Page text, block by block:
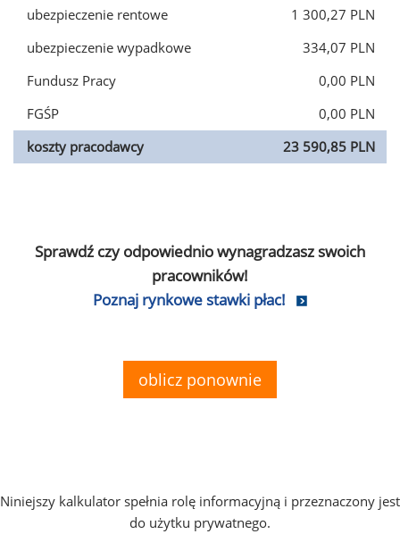
ubezpieczenie rentowe
1 300,27 PLN
ubezpieczenie wypadkowe
334,07 PLN
Fundusz Pracy
0,00 PLN
FGŚP
0,00 PLN
koszty pracodawcy
23 590,85 PLN
Sprawdź czy odpowiednio wynagradzasz swoich
pracowników!
Poznaj rynkowe stawki płac!
oblicz ponownie
Niniejszy kalkulator spełnia rolę informacyjną i przeznaczony jest
do użytku prywatnego.